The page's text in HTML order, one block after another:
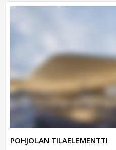
POHJOLAN TILAELEMENTTI